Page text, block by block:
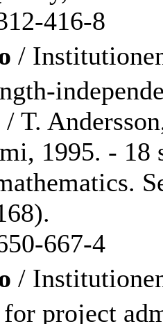
416-8
/
T.
1995. - 18
667-4
/
project